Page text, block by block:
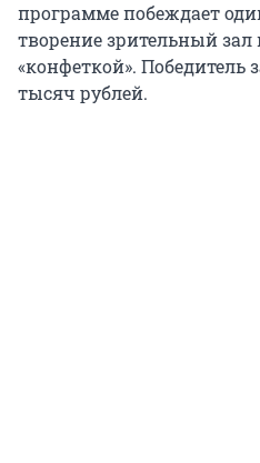
программе побеждает
творение зрительный
«конфеткой». Победитель
тысяч рублей.